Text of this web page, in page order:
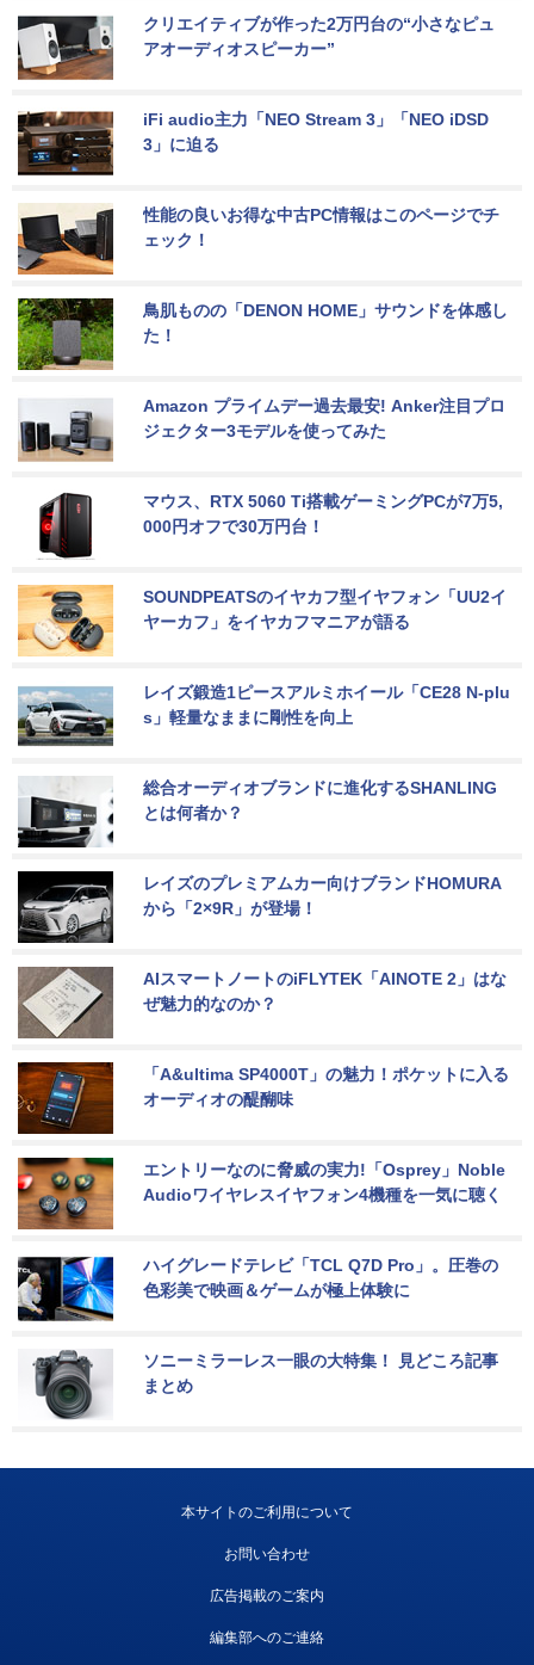
クリエイティブが作った2万円台の“小さなピュ
アオーディオスピーカー”
iFi audio主力「NEO Stream 3」「NEO iDSD
3」に迫る
性能の良いお得な中古PC情報はこのページでチ
ェック！
鳥肌ものの「DENON HOME」サウンドを体感し
た！
Amazon プライムデー過去最安! Anker注目プロ
ジェクター3モデルを使ってみた
マウス、RTX 5060 Ti搭載ゲーミングPCが7万5,
000円オフで30万円台！
SOUNDPEATSのイヤカフ型イヤフォン「UU2イ
ヤーカフ」をイヤカフマニアが語る
レイズ鍛造1ピースアルミホイール「CE28 N-plu
s」軽量なままに剛性を向上
総合オーディオブランドに進化するSHANLING
とは何者か？
レイズのプレミアムカー向けブランドHOMURA
から「2×9R」が登場！
AIスマートノートのiFLYTEK「AINOTE 2」はな
ぜ魅力的なのか？
「A&ultima SP4000T」の魅力！ポケットに入る
オーディオの醍醐味
エントリーなのに脅威の実力!「Osprey」Noble
Audioワイヤレスイヤフォン4機種を一気に聴く
ハイグレードテレビ「TCL Q7D Pro」。圧巻の
色彩美で映画＆ゲームが極上体験に
ソニーミラーレス一眼の大特集！ 見どころ記事
まとめ
本サイトのご利用について
お問い合わせ
広告掲載のご案内
編集部へのご連絡